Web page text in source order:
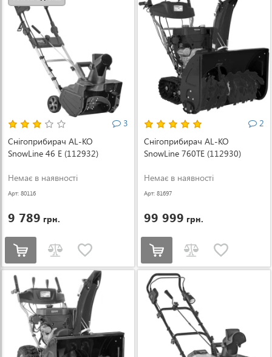
3
Снігоприбирач AL-KO
SnowLine 46 E (112932)
Немає в наявності
Арт: 80116
9 789 грн.
2
Снігоприбирач AL-KO
SnowLine 760TE (112930)
Немає в наявності
Арт: 81697
99 999 грн.